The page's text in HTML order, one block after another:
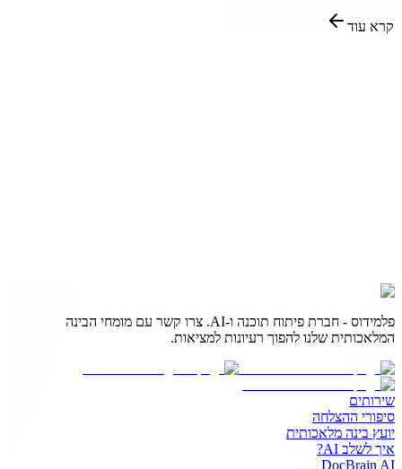
קרא עוד
פלמידוס - חברת פיתוח תוכנה ו-AI. צרו קשר עם מומחי הבינה
המלאכותית שלנו להפוך רעיונות למציאות.
שירותים
סיפורי ההצלחה
יועץ בינה מלאכותית
איך לשלב AI?
DocBrain AI